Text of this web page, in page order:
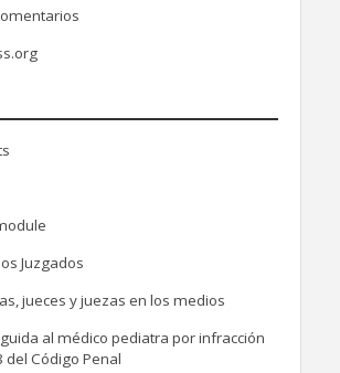
Juzgados
jueces y juezas en los medios
al médico pediatra por infracción
del Código Penal